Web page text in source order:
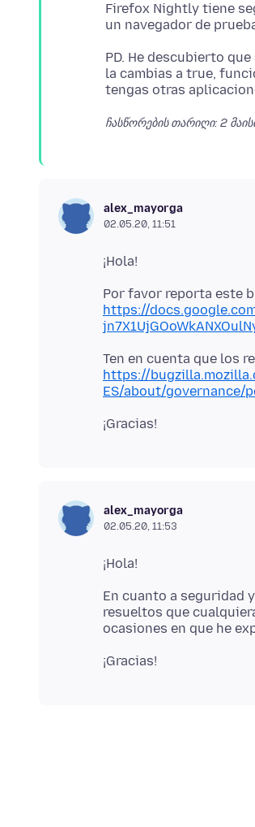
Firefox Nightly tiene
PD. He descubierto
la cambias a true,
ჩასწორების თარიღი: 2
alex_mayorga
02.05.20, 11:51
Por favor reporta este
https://
Ten en cuenta que los
https://
ES/about/
alex_mayorga
02.05.20, 11:53
En cuanto a seguridad
resueltos que